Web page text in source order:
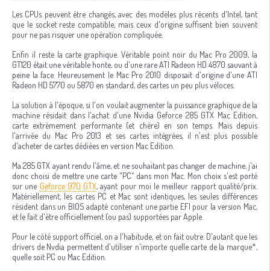
Les CPUs peuvent être changés, avec des modèles plus récents d'Intel, tant
que le socket reste compatible, mais ceux d'origine suffisent bien souvent
pour ne pas risquer une opération compliquée.
Enfin il reste la carte graphique. Véritable point noir du Mac Pro 2009, la
GT120 était une véritable honte, ou d'une rare ATI Radeon HD 4870 sauvant à
peine la face. Heureusement le Mac Pro 2010 disposait d'origine d'une ATI
Radeon HD 5770 ou 5870 en standard, des cartes un peu plus véloces.
La solution à l'époque, si l'on voulait augmenter la puissance graphique de la
machine résidait dans l'achat d'une Nvidia Geforce 285 GTX Mac Edition,
carte extrèmement performante (et chère) en son temps. Mais depuis
l'arrivée du Mac Pro 2013 et ses cartes intégrées, il n'est plus possible
d'acheter de cartes dédiées en version Mac Edition.
Ma 285 GTX ayant rendu l'âme, et ne souhaitant pas changer de machine, j'ai
donc choisi de mettre une carte "PC" dans mon Mac. Mon choix s'est porté
sur une Geforce 970 GTX, ayant pour moi le meilleur rapport qualité/prix.
Matériellement, les cartes PC et Mac sont identiques, les seules différences
résident dans un BIOS adapté contenant une partie EFI pour la version Mac,
et le fait d'être officiellement (ou pas) supportées par Apple.
Pour le côté support officiel, on a l'habitude, et on fait outre. D'autant que les
drivers de Nvdia permettent d'utiliser n'importe quelle carte de la marque*,
quelle soit PC ou Mac Edition.